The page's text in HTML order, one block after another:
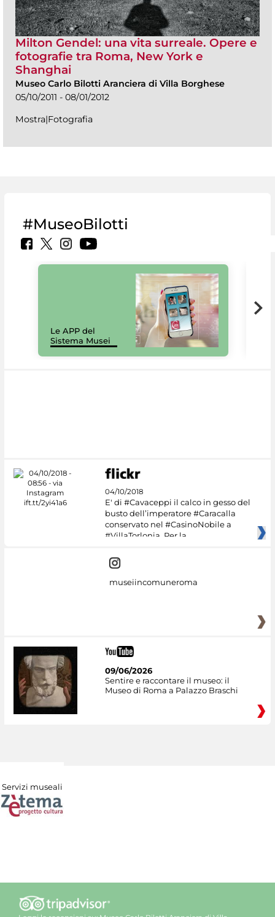
Milton Gendel: una vita surreale. Opere e
fotografie tra Roma, New York e
Shanghai
Museo Carlo Bilotti Aranciera di Villa Borghese
05/10/2011 - 08/01/2012
Mostra|Fotografia
#MuseoBilotti
Le APP del
Sistema Musei
04/10/2018
E' di #Cavaceppi il calco in gesso del
busto dell’imperatore #Caracalla
conservato nel #CasinoNobile a
#VillaTorlonia. Per la
museiincomuneroma
09/06/2026
Sentire e raccontare il museo: il
Museo di Roma a Palazzo Braschi
Servizi museali